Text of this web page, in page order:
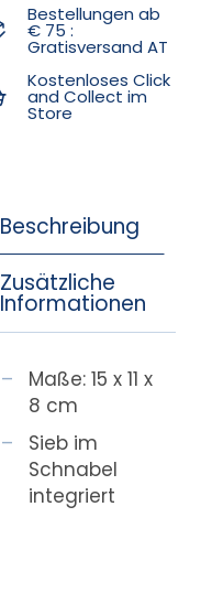
Bestellungen ab
€ 75 :
Gratisversand AT
Kostenloses Click
and Collect im
Store
Beschreibung
Zusätzliche
Informationen
Maße: 15 x 11 x
8 cm
Sieb im
Schnabel
integriert